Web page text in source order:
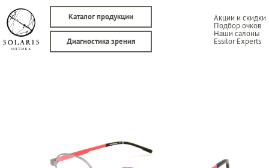
Каталог продукции Акции и скидки
Подбор очков
Наши салоны
Essilor Experts
Диагностика зрения